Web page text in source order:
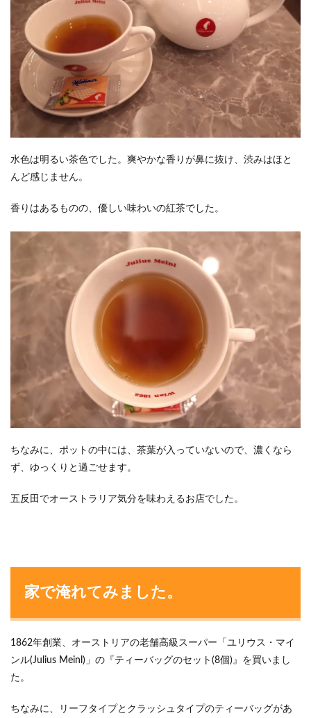
水色は明るい茶色でした。爽やかな香りが鼻に抜け、渋みはほと
んど感じません。
香りはあるものの、優しい味わいの紅茶でした。
ちなみに、ポットの中には、茶葉が入っていないので、濃くなら
ず、ゆっくりと過ごせます。
五反田でオーストラリア気分を味わえるお店でした。
家で淹れてみました。
1862年創業、オーストリアの老舗高級スーパー「ユリウス・マイ
ンル(Julius Meinl)」の『ティーバッグのセット(8個)』を買いまし
た。
ちなみに、リーフタイプとクラッシュタイプのティーバッグがあ